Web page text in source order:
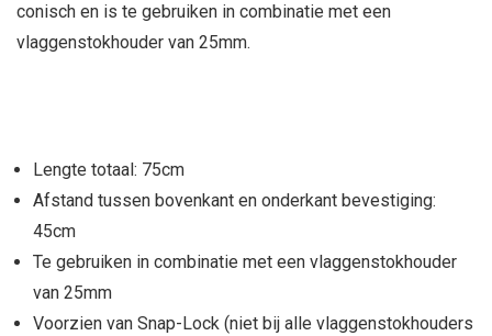
conisch en is te gebruiken in combinatie met een
vlaggenstokhouder van 25mm.
Lengte totaal: 75cm
Afstand tussen bovenkant en onderkant bevestiging:
45cm
Te gebruiken in combinatie met een vlaggenstokhouder
van 25mm
Voorzien van Snap-Lock (niet bij alle vlaggenstokhouders